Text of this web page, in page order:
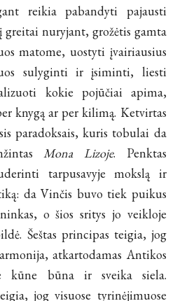
reikia pabandyti pajausti
greitai nuryjant, grožėtis gamta
matome, uostyti įvairiausius
sulyginti ir įsiminti, liesti
kokie pojūčiai apima,
knygą ar per kilimą. Ketvirtas
paradoksais, kuris tobulai da
Mona Lizoje. Penktas
tarpusavyje mokslą ir
da Vinčis buvo tiek puikus
o šios sritys jo veikloje
Šeštas principas teigia, jog
atkartodamas Antikos
kūne būna ir sveika siela.
jog visuose tyrinėjimuose